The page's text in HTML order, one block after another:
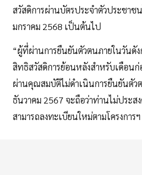
สวัสดิการผ่านบัตรประจำตัวประชาช
มกราคม 2568 เป็นต้นไป
“ผู้ที่ผ่านการยืนยันตัวตนภายในวันดัง
สิทธิสวัสดิการย้อนหลังสำหรับเดือน
ผ่านคุณสมบัติไม่ดำเนินการยืนยันตัว
ธันวาคม 2567 จะถือว่าท่านไม่ประส
สามารถลงทะเบียนใหม่ตามโครงการ